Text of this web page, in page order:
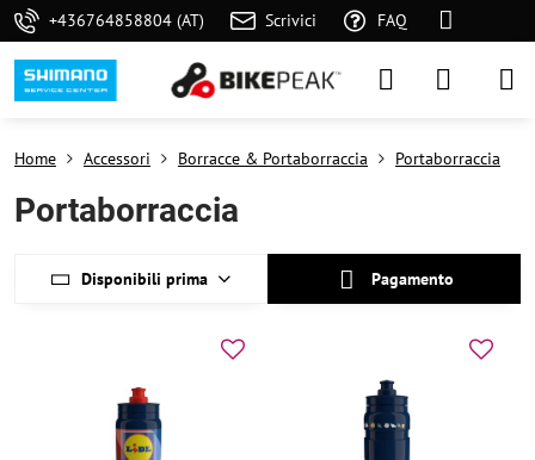
+436764858804 (AT) Scrivici FAQ
Home Accessori Borracce & Portaborraccia Portaborraccia
Portaborraccia
Disponibili prima Pagamento